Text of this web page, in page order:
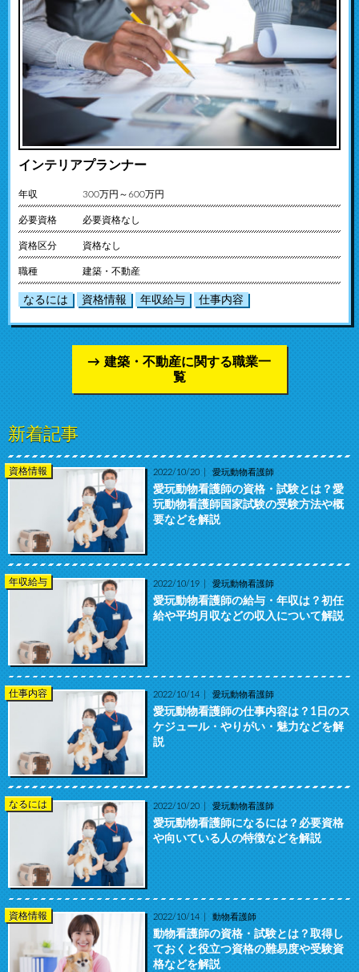
インテリアプランナー
年収 300万円～600万円
必要資格 必要資格なし
資格区分 資格なし
職種 建築・不動産
なるには 資格情報 年収給与 仕事内容
建築・不動産に関する職業一
覧
新着記事
資格情報 2022/10/20 愛玩動物看護師
愛玩動物看護師の資格・試験とは？愛
玩動物看護師国家試験の受験方法や概
要などを解説
年収給与 2022/10/19 愛玩動物看護師
愛玩動物看護師の給与・年収は？初任
給や平均月収などの収入について解説
仕事内容 2022/10/14 愛玩動物看護師
愛玩動物看護師の仕事内容は？1日のス
ケジュール・やりがい・魅力などを解
説
なるには 2022/10/20 愛玩動物看護師
愛玩動物看護師になるには？必要資格
や向いている人の特徴などを解説
資格情報 2022/10/14 動物看護師
動物看護師の資格・試験とは？取得し
ておくと役立つ資格の難易度や受験資
格などを解説